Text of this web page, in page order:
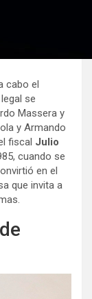
cabo el
se
Massera y
y Armando
fiscal Julio
cuando se
en el
que invita a